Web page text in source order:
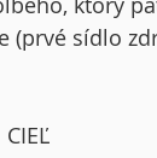
sídlo
CIEĽ